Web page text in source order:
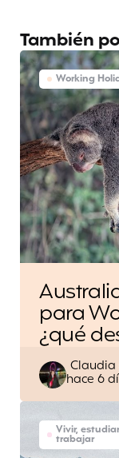
También
Working
para
¿qué
Escrito
por
Claudia
hace 6
Vivir,
trabajar